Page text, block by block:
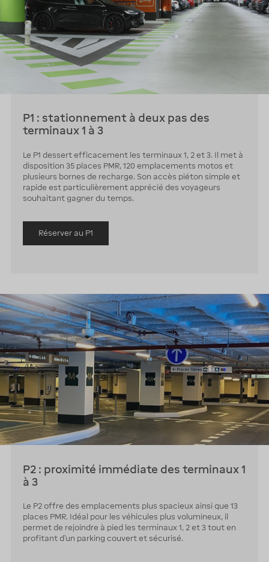
P1 : stationnement à deux pas des
terminaux 1 à 3
Le P1 dessert efficacement les terminaux 1, 2 et 3. Il met à
disposition 35 places PMR, 120 emplacements motos et
plusieurs bornes de recharge. Son accès piéton simple et
rapide est particulièrement apprécié des voyageurs
souhaitant gagner du temps.
Réserver au P1
P2 : proximité immédiate des terminaux 1
à 3
Le P2 offre des emplacements plus spacieux ainsi que 13
places PMR. Idéal pour les véhicules plus volumineux, il
permet de rejoindre à pied les terminaux 1, 2 et 3 tout en
profitant d’un parking couvert et sécurisé.